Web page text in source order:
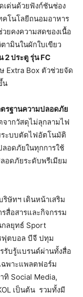
เด่นด้วยฟังก์ชันช่อง
โนโลยีถนอมอาหาร
ยคงความสดของเนื้อ
ามินในผักใบเขียว
2 ประตู รุ่น FC
Extra Box ตัวช่วยจัด
น
รฐานความปลอดภัย
จากวัสดุไม่ลุกลามไฟ
ะบบตัดไฟอัตโนมัติ
อดภัยในทุกการใช้
อดภัยระดับพรีเมียม
ษัทฯ เดินหน้าเสริม
สื่อสารและกิจกรรม
กลยุทธ์ Sport
ฟุตบอล บีจี ปทุม
รับรู้แบรนด์ผ่านทั้งสื่อ
ฉพาะแพลตฟอร์ม
ทิ Social Media,
เป็นต้น รวมทั้งมี